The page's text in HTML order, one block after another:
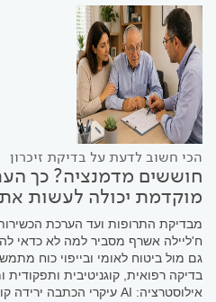
הכי חשוב לדעת על בדיקת זיכרון
חוששים מדמנציה? כך
מוקדמת יכולה לעשות
מבדיקת התרופות ועד הערכת
ח'ליילה אשרף מסביר למה לא כדאי
גם מול ביטוח לאומי ובייפוי כוח
בדיקה רפואית, קוגניטיבית
אילוסטרציה: AI עיקרי הכתבה ירידה קוגניטיבית אינה חלק טבעי...